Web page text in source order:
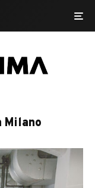
Milano